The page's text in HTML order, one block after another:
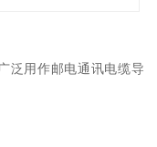
泛用作邮电通讯电缆导